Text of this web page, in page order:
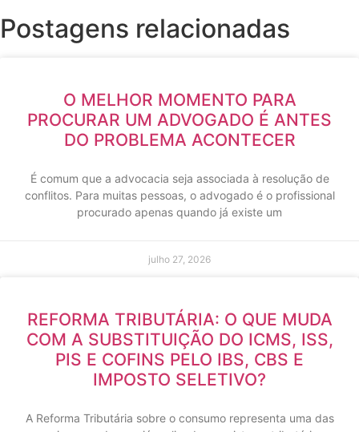
Postagens relacionadas
O MELHOR MOMENTO PARA
PROCURAR UM ADVOGADO É ANTES
DO PROBLEMA ACONTECER
É comum que a advocacia seja associada à resolução de
conflitos. Para muitas pessoas, o advogado é o profissional
procurado apenas quando já existe um
julho 27, 2026
REFORMA TRIBUTÁRIA: O QUE MUDA
COM A SUBSTITUIÇÃO DO ICMS, ISS,
PIS E COFINS PELO IBS, CBS E
IMPOSTO SELETIVO?
A Reforma Tributária sobre o consumo representa uma das